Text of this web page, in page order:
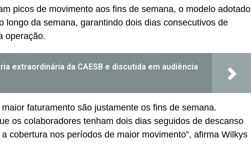
picos de movimento aos fins de semana, o modelo adotado
longo da semana, garantindo dois dias consecutivos de
operação.
extraordinária da CAESB e discutida em audiência
faturamento são justamente os fins de semana.
os colaboradores tenham dois dias seguidos de descanso
cobertura nos períodos de maior movimento”, afirma Wilkys